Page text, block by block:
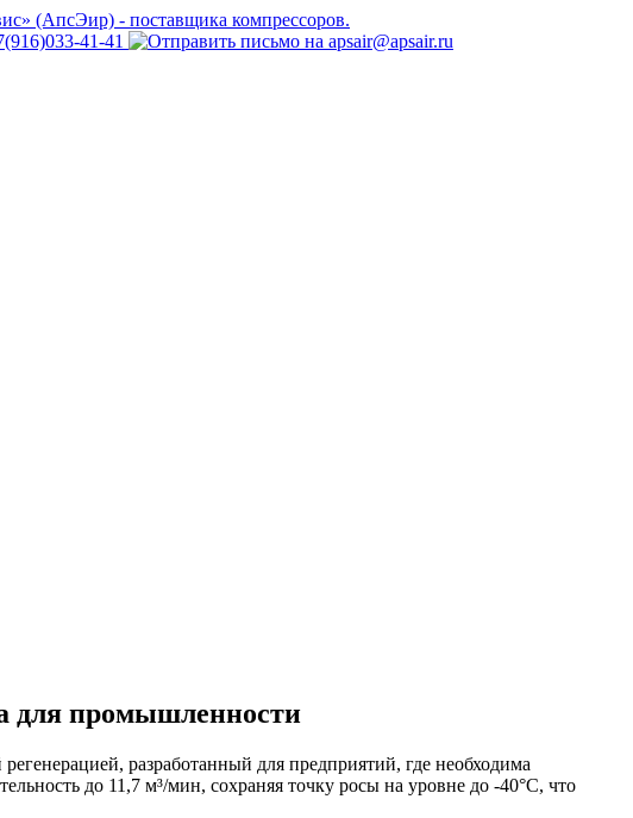
для промышленности
разработанный для предприятий, где необходима
до 11,7 м³/мин, сохраняя точку росы на уровне до -40°C, что